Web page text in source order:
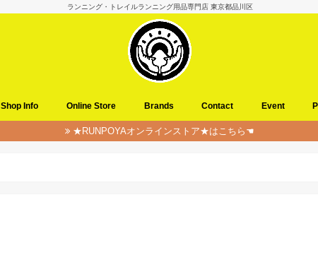
ランニング・トレイルランニング用品専門店 東京都品川区
Shop Info Online Store Brands Contact Event
★RUNPOYAオンラインストア★はこちら☚